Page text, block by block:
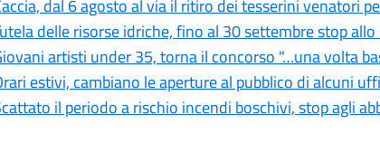
dal 6 agosto al via il ritiro dei tesserini venatori
delle risorse idriche, fino al 30 settembre stop
artisti under 35, torna il concorso "…una volta
estivi, cambiano le aperture al pubblico di alcuni
il periodo a rischio incendi boschivi, stop agli